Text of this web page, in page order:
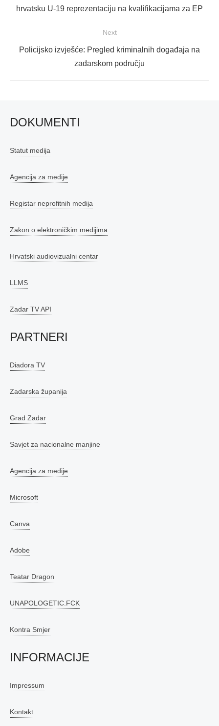
post:
hrvatsku U-19 reprezentaciju na kvalifikacijama za EP
Next
Next
Policijsko izvješće: Pregled kriminalnih događaja na
zadarskom području
DOKUMENTI
Statut medija
Agencija za medije
Registar neprofitnih medija
Zakon o elektroničkim medijima
Hrvatski audiovizualni centar
LLMS
Zadar TV API
PARTNERI
Diadora TV
Zadarska županija
Grad Zadar
Savjet za nacionalne manjine
Agencija za medije
Microsoft
Canva
Adobe
Teatar Dragon
UNAPOLOGETIC.FCK
Kontra Smjer
INFORMACIJE
Impressum
Kontakt